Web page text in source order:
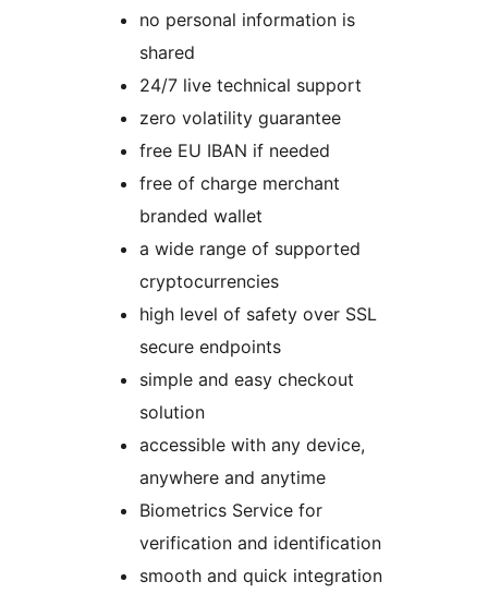
no personal information is
shared
24/7 live technical support
zero volatility guarantee
free EU IBAN if needed
free of charge merchant
branded wallet
a wide range of supported
cryptocurrencies
high level of safety over SSL
secure endpoints
simple and easy checkout
solution
accessible with any device,
anywhere and anytime
Biometrics Service for
verification and identification
smooth and quick integration